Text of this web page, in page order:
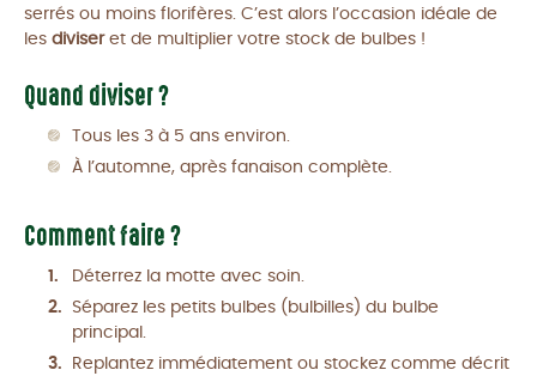
serrés ou moins florifères. C’est alors l’occasion idéale de
les diviseret de multiplier votre stock de bulbes !
Quand diviser ?
Tous les 3 à 5 ans environ.
À l’automne, après fanaison complète.
Comment faire ?
Déterrez la motte avec soin.
Séparez les petits bulbes (bulbilles) du bulbe
principal.
Replantez immédiatement ou stockez comme décrit